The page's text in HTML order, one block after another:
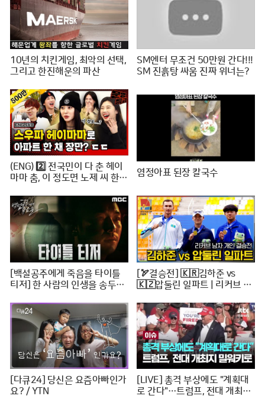
10년의 치킨게임, 최악의 선택,
그리고 한진해운의 파산
SM엔터 무조건 50만원 간다!!!
SM 진흙탕 싸움 진짜 위너는?
(ENG) 2️⃣ 전국민이 다 춘 헤이
마마 춤, 이 정도면 노제 씨 한강
지? (순수한 궁금증) / [문명특
급 EP.222-2]
염정아표 된장 칼국수
[백설공주에게 죽음을 타이틀
티저] 한 사람의 인생을 송두리
0816 방송
[🏹결승전] 🇰🇷김하준 vs
🇰🇿압둘린 일파트 | 리커브 남
3차 양궁대회]
[다큐24] 당신은 요즘아빠인가
요? / YTN
[LIVE] 총격 부상에도 "계획대
로 간다"…트럼프, 전대 개최지